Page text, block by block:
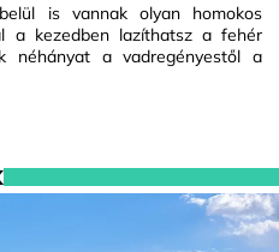
is vannak olyan homokos
a kezedben lazíthatsz a fehér
néhányat a vadregényestől a